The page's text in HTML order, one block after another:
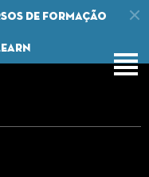
de formação